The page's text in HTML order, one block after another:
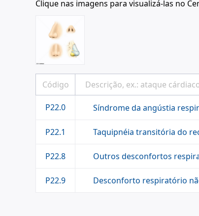
Clique nas imagens para visualizá-las no
P22.0 Síndrome da angústia
P22.1 Taquipnéia transitória do
P22.8 Outros desconfortos
P22.9 Desconforto respiratório